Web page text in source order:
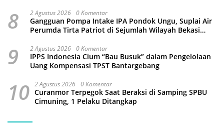
8 2 Agustus 2026 0 Komentar
Gangguan Pompa Intake IPA Pondok Ungu, Suplai Air
Perumda Tirta Patriot di Sejumlah Wilayah Bekasi
9 2 Agustus 2026 0 Komentar
IPPS Indonesia Cium “Bau Busuk” dalam Pengelolaan
Uang Kompensasi TPST Bantargebang
10 2 Agustus 2026 0 Komentar
Curanmor Terpegok Saat Beraksi di Samping SPBU
Cimuning, 1 Pelaku Ditangkap